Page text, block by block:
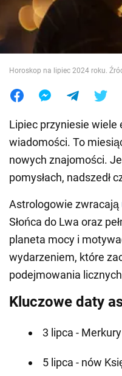
Świat
Jedzenie
Horoskop na lipiec 2024 roku.
Lipiec przyniesie
wiadomości. To
nowych znajomości.
pomysłach, nadszedł
Astrologowie zwracają
Słońca do Lwa oraz
planeta mocy i
wydarzeniem, które
podejmowania
Kluczowe daty
3 lipca -
5 lipca - nów